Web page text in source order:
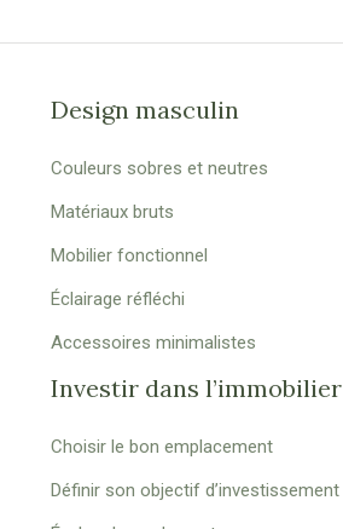
Design masculin
Couleurs sobres et neutres
Matériaux bruts
Mobilier fonctionnel
Éclairage réfléchi
Accessoires minimalistes
Investir dans l’immobilier
Choisir le bon emplacement
Définir son objectif d’investissement